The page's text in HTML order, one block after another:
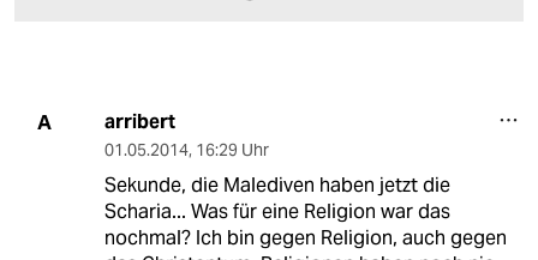
A arribert
01.05.2014, 16:29 Uhr
Sekunde, die Malediven haben jetzt die
Scharia... Was für eine Religion war das
nochmal? Ich bin gegen Religion, auch gegen